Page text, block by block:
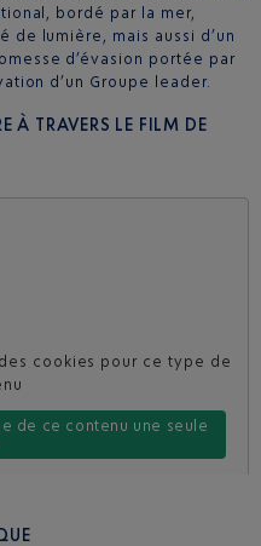
bordé par la mer,
de lumière, mais aussi d’un
d’évasion portée par
d’un Groupe leader.
À TRAVERS LE FILM DE
cookies pour ce type de
de ce contenu une seule
type de contenu sur le site